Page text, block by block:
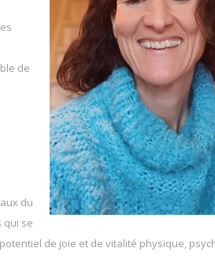
de
du
qui se
de joie et de vitalité physique,